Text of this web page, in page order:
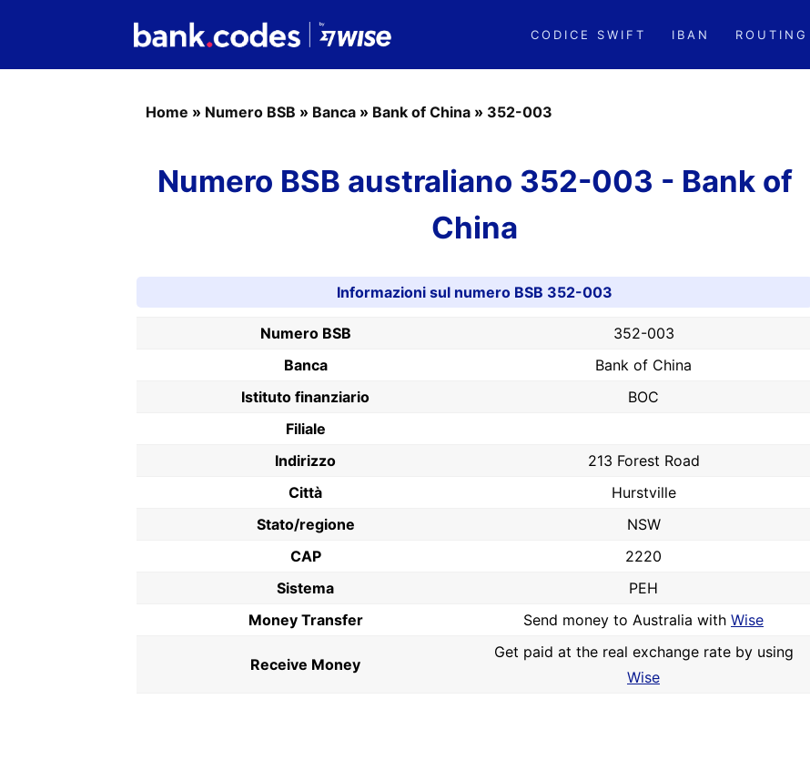
CODICE SWIFT IBAN
Home » Numero BSB » Banca » Bank of China » 352-003
Numero BSB australiano 352-003 - Bank of
China
Informazioni sul numero BSB 352-003
Numero BSB
352-003
Banca
Bank of China
Istituto finanziario
BOC
Filiale
Indirizzo
213 Forest Road
Città
Hurstville
Stato/regione
NSW
CAP
2220
Sistema
PEH
Money Transfer
Send money to Australia with Wise
Receive Money
Get paid at the real exchange rate by using
Wise